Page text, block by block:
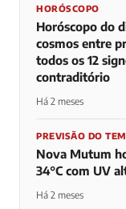
HORÓSCOPO
Horóscopo do
cosmos entre
todos os 12
contraditório
Há 2 meses
PREVISÃO DO
Nova Mutum
34°C com UV
Há 2 meses